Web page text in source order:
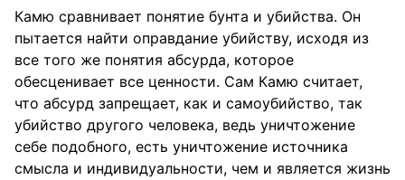
Камю сравнивает понятие бунта и убийства. Он
пытается найти оправдание убийству, исходя из
все того же понятия абсурда, которое
обесценивает все ценности. Сам Камю считает,
что абсурд запрещает, как и самоубийство, так
убийство другого человека, ведь уничтожение
себе подобного, есть уничтожение источника
смысла и индивидуальности, чем и является жизнь